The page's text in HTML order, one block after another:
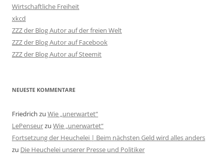
Wirtschaftliche Freiheit
xkcd
ZZZ der Blog Autor auf der freien Welt
ZZZ der Blog Autor auf Facebook
ZZZ der Blog Autor auf Steemit
NEUESTE KOMMENTARE
Friedrich zu Wie „unerwartet“
LePenseurzu Wie „unerwartet“
Fortsetzung der Heuchelei | Beim nächsten Geld wird alles anders
zu Die Heuchelei unserer Presse und Politiker